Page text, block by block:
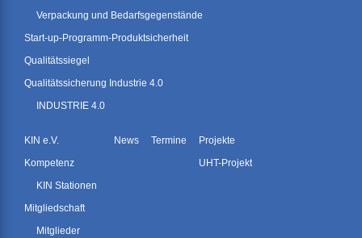
Verpackung und Bedarfsgegenstände
Start-up-Programm-Produktsicherheit
Qualitätssiegel
Qualitätssicherung Industrie 4.0
INDUSTRIE 4.0
KIN e.V.
Kompetenz
KIN Stationen
Mitgliedschaft
Mitglieder
News Termine
Projekte
UHT-Projekt